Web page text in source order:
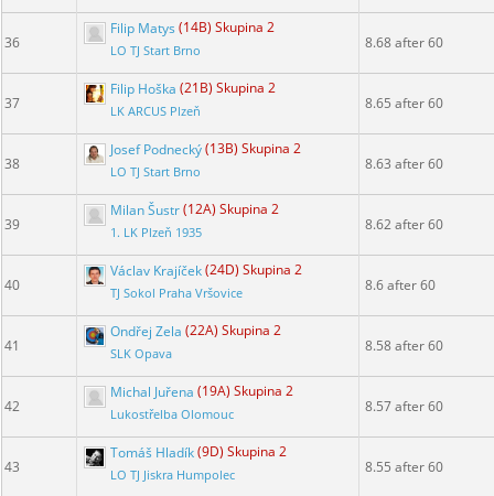
36
Filip Matys (14B) Skupina 2
LO TJ Start Brno 8.68 after 60
37
Filip Hoška (21B) Skupina 2
LK ARCUS Plzeň 8.65 after 60
38
Josef Podnecký(13B) Skupina 2
LO TJ Start Brno 8.63 after 60
39
Milan Šustr(12A) Skupina 2
1. LK Plzeň 1935 8.62 after 60
40
Václav Krajíček(24D) Skupina 2
TJ Sokol Praha Vršovice 8.6 after 60
41
Ondřej Zela (22A) Skupina 2
SLK Opava 8.58 after 60
42
Michal Juřena (19A) Skupina 2
Lukostřelba Olomouc 8.57 after 60
43
Tomáš Hladík(9D) Skupina 2
LO TJ Jiskra Humpolec 8.55 after 60